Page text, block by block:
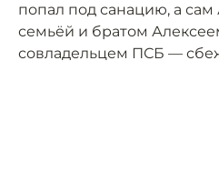
попал под санацию, а сам
семьёй и братом
совладельцем ПСБ —